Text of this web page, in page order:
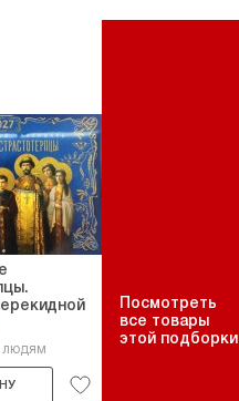
людям
Посмотреть
все товары
этой подборки